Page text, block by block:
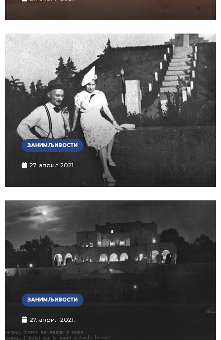
ЗАНИМЉИВОСТИ
27. април 2021.
ЗАНИМЉИВОСТИ
27. април 2021.